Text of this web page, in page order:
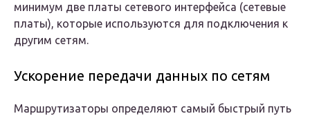
минимум две платы сетевого интерфейса (сетевые
платы), которые используются для подключения к
другим сетям.
Ускорение передачи данных по сетям
Маршрутизаторы определяют самый быстрый путь